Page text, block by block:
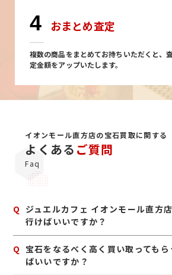
4 おまとめ査定
複数の商品をまとめてお持ちいただくと、
定金額をアップいたします。
イオンモール直方店の宝石買取に関する
よくある ご質問
Faq
Q ジュエルカフェ イオンモール直方
行けばいいですか？
A 【直方駅ご利用の方】 JR福北ゆたか
駅』、もしくは平成筑豊鉄道伊田線
鉄直方バスセンター(JR直方駅)発の
Q 宝石をなるべく高く買い取っても
ばいいですか？